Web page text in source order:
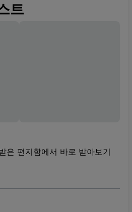
트
은 편지함에서 바로 받아보기